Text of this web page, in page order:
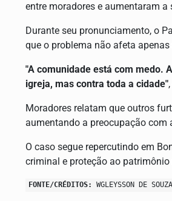
entre moradores e aumentaram
Durante seu pronunciamento, o
que o problema não afeta
"A comunidade está com medo.
igreja, mas contra toda a cidade"
Moradores relatam que outros
aumentando a preocupação com
O caso segue repercutindo em
criminal e proteção ao
FONTE/CRÉDITOS: WGLEYSSON DE